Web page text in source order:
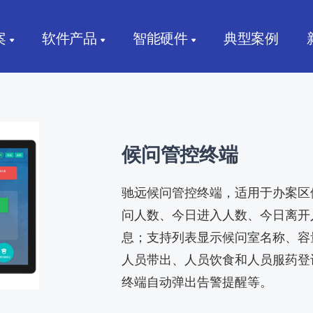
软件产品 智能硬件 典型案例
候问管控终端
驰远候问管控终端，适用于办案
问人数、今日进入人数、今日离
息；支持列表显示候问室名称、
人员带出、人员饮食和人员服药
终端自动弹出告警提醒等。